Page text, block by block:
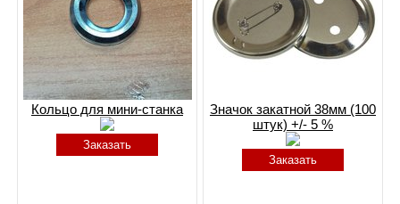
Кольцо для мини-станка
Заказать
Значок закатной 38мм (100
штук) +/- 5 %
Заказать